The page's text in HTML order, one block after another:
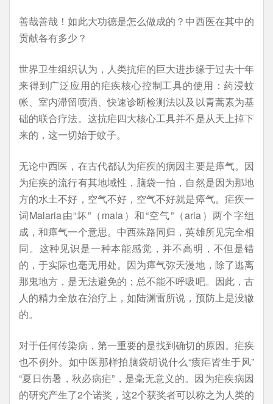
善哉善哉！如此大功德是怎么做成的？中西医在其中的
贡献各有多少？
世界卫生组织认为，人类抗疟的巨大进步缘于过去十年
来得到广泛应用的疟疾核心控制工具的使用：药浸蚊
帐、室内滞留喷洒、快速诊断检测法以及以青蒿素为基
础的联合疗法。这抗疟四大核心工具并不是从天上掉下
来的，这一切始于蚊子。
无论中西医，在古代都认为疟疾的病因主要是瘴气。因
为疟疾的流行有其地域性，脑袋一拍，自然是因为那地
方的水土不好，空气不好，空气不好就是瘴气。疟疾一
词Malaria由“坏”（mala）和“空气”（aria）两个字组
成，和瘴气一个意思。中西殊路同归，英雄所见完全相
同。这种见识是一种本能感觉，并不高明，不但是错
的，于实际也毫无用处。因为瘴气弥天漫地，除了逃离
那鬼地方，是无法避免的；总不能不呼吸吧。因此，古
人的精力全放在治疗上，如陆渊雷所说，预防上是没辙
的。
对于任何传染病，第一重要的是找到确切的原因。疟疾
也不例外。如中医那样拍脑袋胡说什么“痎疟皆生于风”
“夏日伤暑，秋必病疟”，是毫无意义的。因为疟疾病因
的研究产生了2个诺奖，这2个获奖者可以称之为人类的